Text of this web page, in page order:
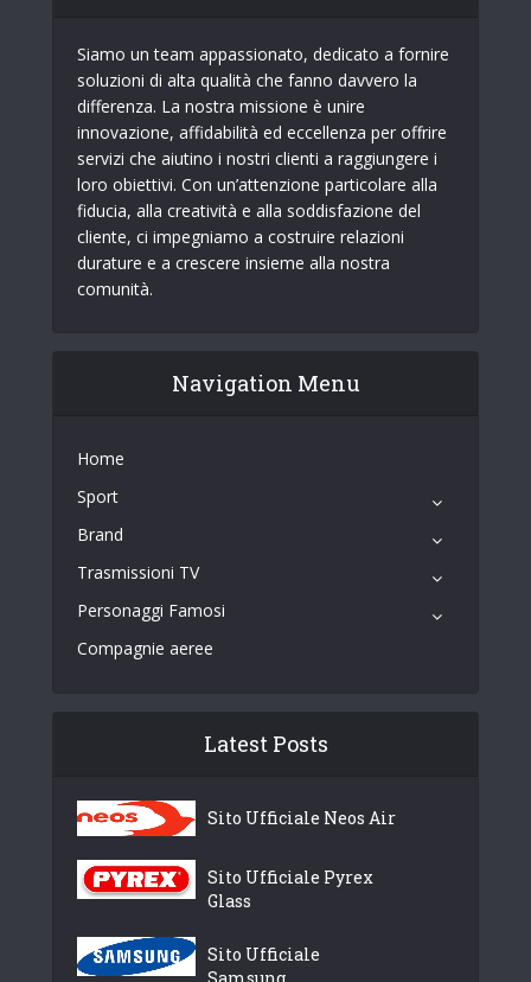
Siamo un team appassionato, dedicato a fornire
soluzioni di alta qualità che fanno davvero la
differenza. La nostra missione è unire
innovazione, affidabilità ed eccellenza per offrire
servizi che aiutino i nostri clienti a raggiungere i
loro obiettivi. Con un’attenzione particolare alla
fiducia, alla creatività e alla soddisfazione del
cliente, ci impegniamo a costruire relazioni
durature e a crescere insieme alla nostra
comunità.
Navigation Menu
Home
Sport
Brand
Trasmissioni TV
Personaggi Famosi
Compagnie aeree
Latest Posts
Sito Ufficiale Neos Air
Sito Ufficiale Pyrex
Glass
Sito Ufficiale